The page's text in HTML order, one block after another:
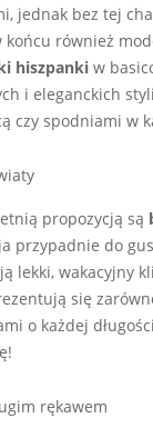
jednak bez tej
również
hiszpanki w
i eleganckich
czy spodniami w
propozycją są
przypadnie do
lekki, wakacyjny
się
o każdej
rękawem